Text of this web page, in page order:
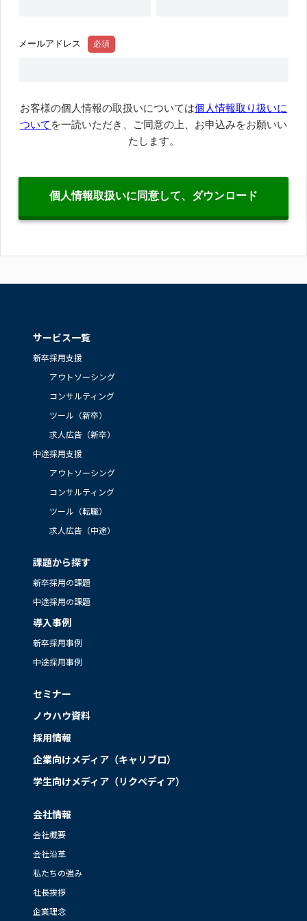
サービス一覧
新卒採用支援
アウトソーシング
コンサルティング
ツール（新卒）
求人広告（新卒）
中途採用支援
アウトソーシング
コンサルティング
ツール（転職）
求人広告（中途）
課題から探す
新卒採用の課題
中途採用の課題
導入事例
新卒採用事例
中途採用事例
セミナー
ノウハウ資料
採用情報
企業向けメディア（キャリブロ）
学生向けメディア（リクペディア）
会社情報
会社概要
会社沿革
私たちの強み
社長挨拶
企業理念